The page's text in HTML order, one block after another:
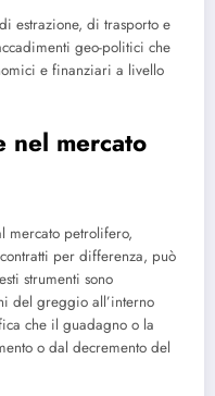
estrazione, di trasporto e
geo-politici che
e finanziari a livello
nel mercato
mercato petrolifero,
per differenza, può
strumenti sono
del greggio all’interno
che il guadagno o la
o dal decremento del